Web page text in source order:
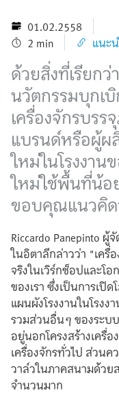
01.02.2558
2 min
แนะ
ด้วยสิ่งที่เรียกว่
นวัตกรรมบุกเ
เครื่องจักรบร
แบรนด์หรือผู้ผ
ใหม่ในโรงงาน
ใหม่ใช้พื้นที่น้อ
ขอบคุณแนวคิด
Riccardo Panepinto
ในอิตาลีกล่าวว่า "เครื่
จริงในเวิร์กช็อปและโ
ของเรา ซึ่งเป็นการเ
แผนผังโรงงานในโรง
รวมส่วนอื่นๆ ของระ
อยู่นอกโครงสร้างเครื่
เครื่องจักรทั่วไป ส่วน
วาล์วในภาคสนามด้วย
จำนวนมาก